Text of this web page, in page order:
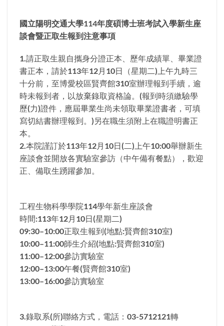
國立陽明交通大學114年度碩博士班考試入學新生座
談會暨正取生報到注意事項
1.請正取生親自攜身分證正本、歷年成績單、畢業證
書正本，請於113年12月10日（星期二)上午九時三
十分前，至博愛校區賢齊館310室辦理報到手續，逾
時未報到者，以放棄錄取資格論。(報到時須繳驗學
歷(力)證件，應屆畢業生尚未領取畢業證書者，可填
寫切結書辦理報到。)另在職生須附上在職證明書正
本。
2.本院謹訂於113年12月10日(二)上午10:00舉辦新生
座談會並開放各實驗室參訪（中午備有餐點），歡迎
正、備取生踴躍參加。
工程生物科學學院114學年新生座談會
時間:113年12月10日(星期二)
09:30–10:00正取生報到(地點:賢齊館310室)
10:00–11:00師生介紹(地點:賢齊館310室)
11:00–12:00參訪實驗室
12:00–13:00午餐(賢齊館310室)
13:00–16:00參訪實驗室
3.錄取系(所)聯絡方式，電話：03-5712121轉